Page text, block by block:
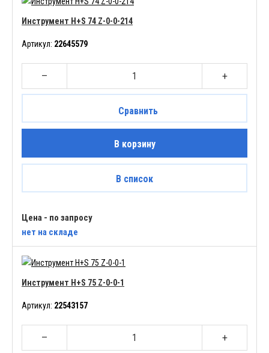
Инструмент H+S 74 Z-0-0-214
Артикул: 22645579
– +
Сравнить
В корзину
В список
Цена - по запросу
нет на складе
Инструмент H+S 75 Z-0-0-1
Артикул: 22543157
– +